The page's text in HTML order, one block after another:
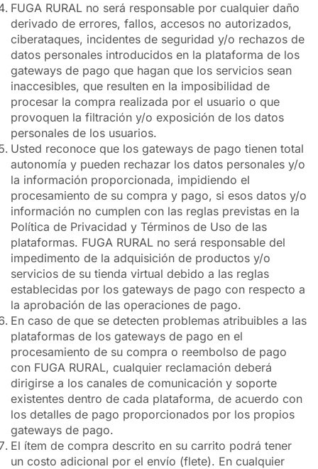
FUGA RURAL no será responsable por cualquier daño
derivado de errores, fallos, accesos no autorizados,
ciberataques, incidentes de seguridad y/o rechazos de
datos personales introducidos en la plataforma de los
gateways de pago que hagan que los servicios sean
inaccesibles, que resulten en la imposibilidad de
procesar la compra realizada por el usuario o que
provoquen la filtración y/o exposición de los datos
personales de los usuarios.
Usted reconoce que los gateways de pago tienen total
autonomía y pueden rechazar los datos personales y/o
la información proporcionada, impidiendo el
procesamiento de su compra y pago, si esos datos y/o
información no cumplen con las reglas previstas en la
Política de Privacidad y Términos de Uso de las
plataformas. FUGA RURAL no será responsable del
impedimento de la adquisición de productos y/o
servicios de su tienda virtual debido a las reglas
establecidas por los gateways de pago con respecto a
la aprobación de las operaciones de pago.
En caso de que se detecten problemas atribuibles a las
plataformas de los gateways de pago en el
procesamiento de su compra o reembolso de pago
con FUGA RURAL, cualquier reclamación deberá
dirigirse a los canales de comunicación y soporte
existentes dentro de cada plataforma, de acuerdo con
los detalles de pago proporcionados por los propios
gateways de pago.
El ítem de compra descrito en su carrito podrá tener
un costo adicional por el envío (flete). En cualquier